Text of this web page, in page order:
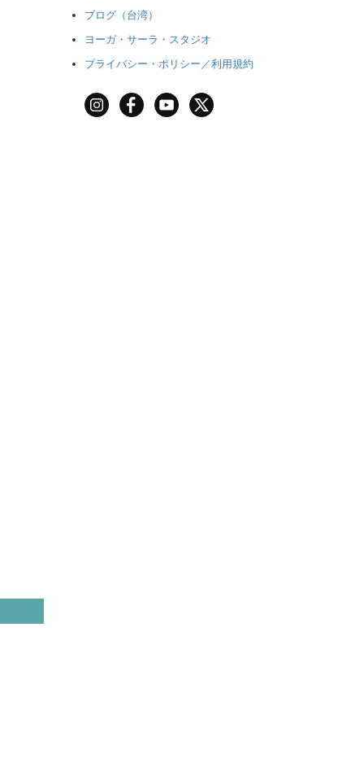
ブログ（台湾）
ヨーガ・サーラ・スタジオ
プライバシー・ポリシー／利用規約